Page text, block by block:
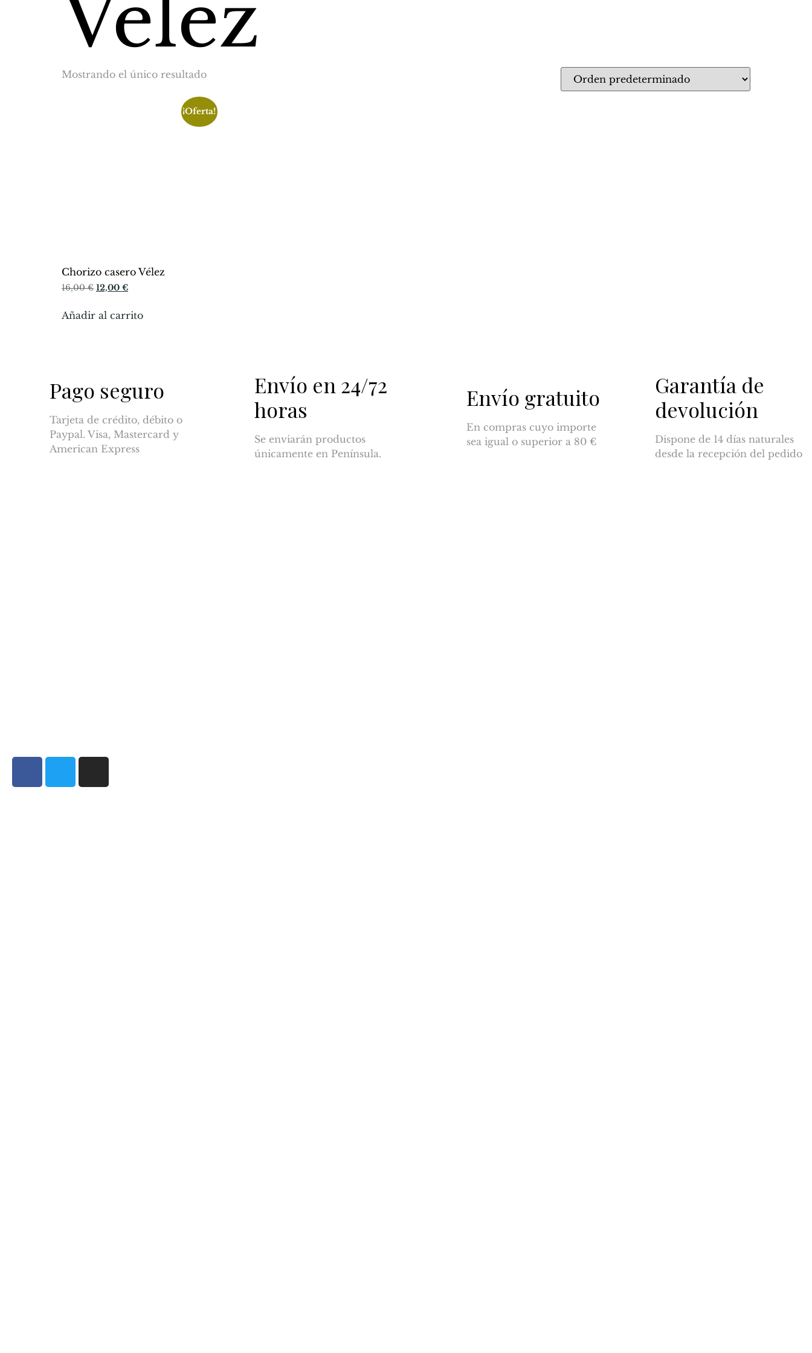
Vélez
Mostrando el único resultado
¡Oferta!
Chorizo casero Vélez
16,00€ 12,00 €
Añadir al carrito
Pago seguro
Tarjeta de crédito, débito o
Paypal. Visa, Mastercard y
American Express
Envío en 24/72
horas
Se enviarán productos
únicamente en Península.
Envío gratuito
En compras cuyo importe
sea igual o superior a 80 €
Garantía de
devolución
Dispone de 14 días naturales
desde la recepción del pedido